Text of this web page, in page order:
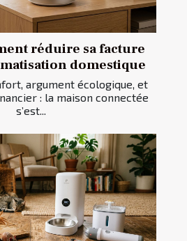
réduire sa facture
domestique
argument écologique, et
: la maison connectée
s’est...